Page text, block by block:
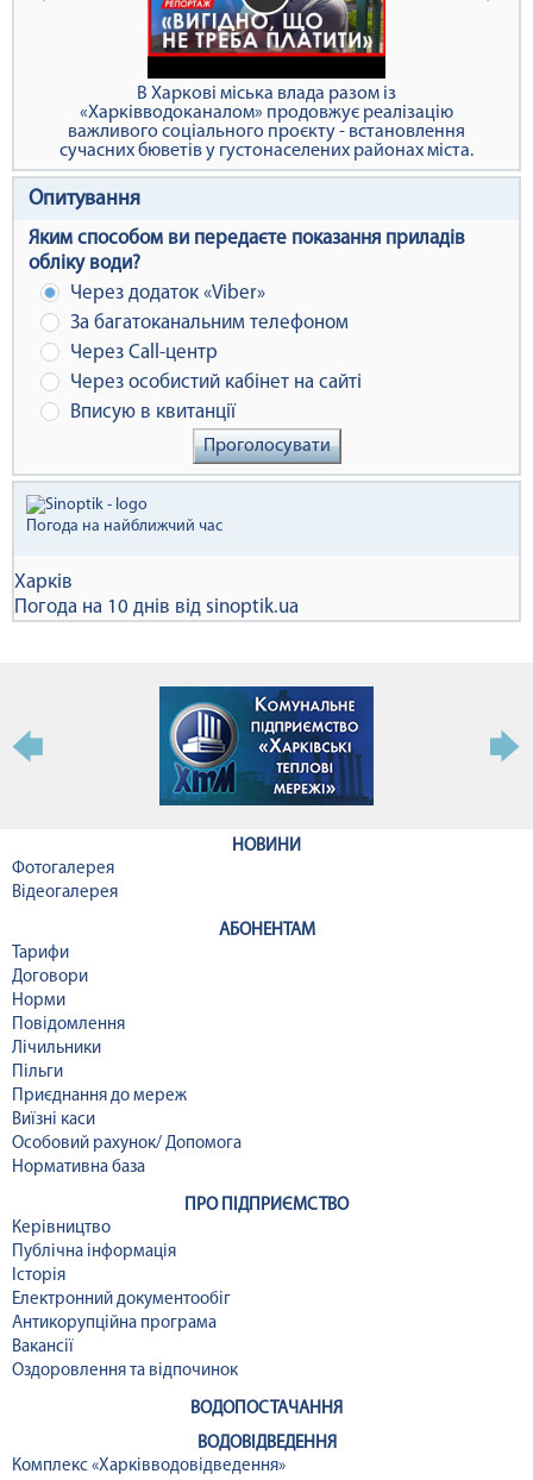
В Харкові міська влада разом із
«Харківводоканалом» продовжує реалізацію
важливого соціального проєкту - встановлення
сучасних бюветів у густонаселених районах міста.
Опитування
Яким способом ви передаєте показання приладів
обліку води?
Через додаток «Viber»
За багатоканальним телефоном
Через Сall-центр
Через особистий кабінет на сайті
Вписую в квитанції
Проголосувати
Погода на найближчий час
Харків
Погода на 10 днів від sinoptik.ua
НОВИНИ
Фотогалерея
Відеогалерея
АБОНЕНТАМ
Тарифи
Договори
Норми
Повідомлення
Лічильники
Пільги
Приєднання до мереж
Виїзні каси
Особовий рахунок/ Допомога
Нормативна база
ПРО ПІДПРИЄМСТВО
Керівництво
Публічна інформація
Історія
Електронний документообіг
Антикорупційна програма
Вакансії
Оздоровлення та відпочинок
ВОДОПОСТАЧАННЯ
ВОДОВІДВЕДЕННЯ
Комплекс «Харківводовідведення»